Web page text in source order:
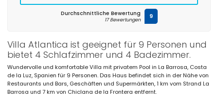
Villa Atlantica ist geeignet für 9 Personen und
bietet 4 Schlafzimmer und 4 Badezimmer.
Wundervolle und komfortable Villa mit privatem Pool in La Barrosa, Costa
de la Luz, Spanien für 9 Personen. Das Haus befindet sich in der Nähe von
Restaurants und Bars, Geschäften und Supermärkten, 1 km vom Strand La
Barrosa und 7 km von Chiclana de la Frontera entfernt.
Durchschnittliche Bewertung
17 Bewertungen 9